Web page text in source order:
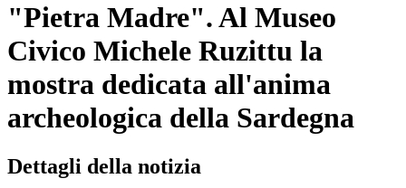
"Pietra Madre". Al Museo
Civico Michele Ruzittu la
mostra dedicata all'anima
archeologica della Sardegna
Dettagli della notizia